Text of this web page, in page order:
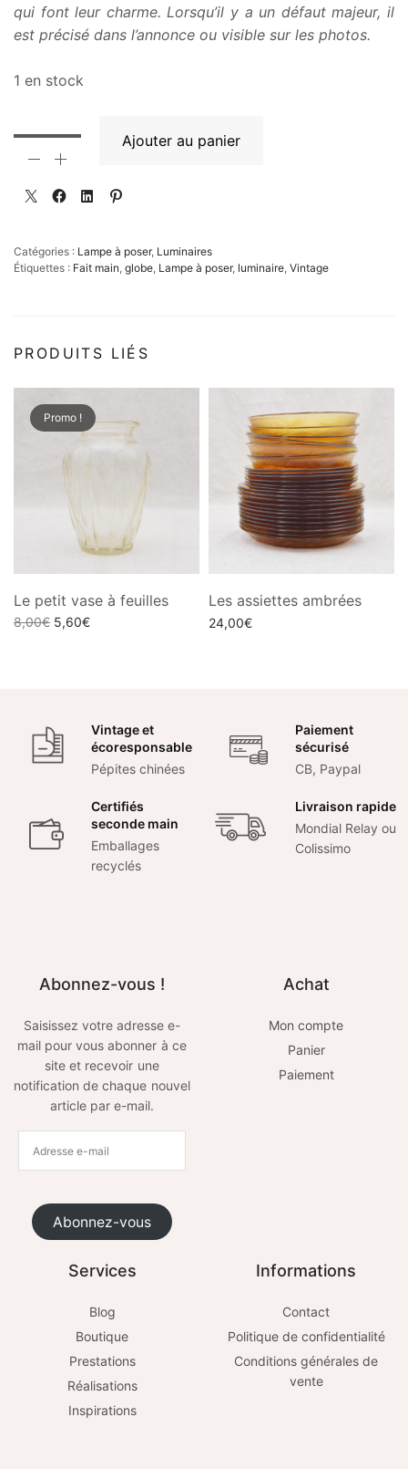
qui font leur charme. Lorsqu’il y a un défaut majeur, il
est précisé dans l’annonce ou visible sur les photos.
1 en stock
Ajouter au panier
Catégories : Lampe à poser, Luminaires
Étiquettes : Fait main, globe, Lampe à poser, luminaire, Vintage
PRODUITS LIÉS
Promo !
Le petit vase à feuilles
8,00€ Le
5,60€Le
Les assiettes ambrées
24,00€
Vintage et
écoresponsable
Pépites chinées
Paiement
sécurisé
CB, Paypal
Certifiés
seconde main
Emballages
recyclés
Livraison rapide
Mondial Relay ou
Colissimo
Abonnez-vous !
Saisissez votre adresse e-
mail pour vous abonner à ce
site et recevoir une
notification de chaque nouvel
article par e-mail.
Abonnez-vous
Achat
Mon compte
Panier
Paiement
Services
Blog
Boutique
Prestations
Réalisations
Inspirations
Informations
Contact
Politique de confidentialité
Conditions générales de
vente